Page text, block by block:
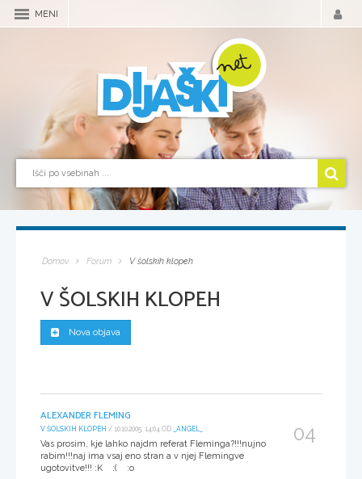
MENI
Domov Forum V šolskih klopeh
V ŠOLSKIH KLOPEH
Nova objava
ALEXANDER FLEMING
V ŠOLSKIH KLOPEH / 10.10.2005, 14:04 OD _ANGEL_
Vas prosim, kje lahko najdm referat Fleminga?!!!nujno
rabim!!!naj ima vsaj eno stran a v njej Flemingve
ugotovitve!!! :K :( :o
04